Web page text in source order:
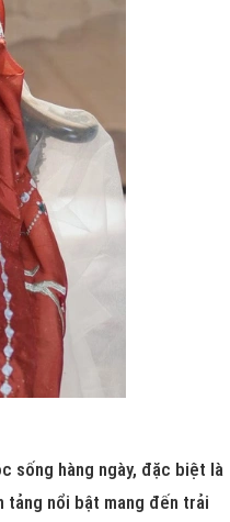
sống hàng ngày, đặc biệt là
tảng nổi bật mang đến trải